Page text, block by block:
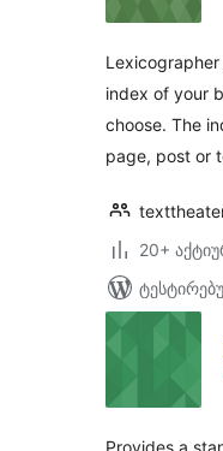
index of your
choose. The
page, post or
20+
Provides a